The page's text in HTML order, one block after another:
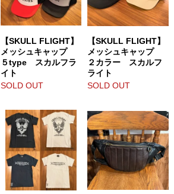
【SKULL FLIGHT】
メッシュキャップ
５type スカルフラ
イト
SOLD OUT
【SKULL FLIGHT】
メッシュキャップ
２カラー スカルフ
ライト
SOLD OUT